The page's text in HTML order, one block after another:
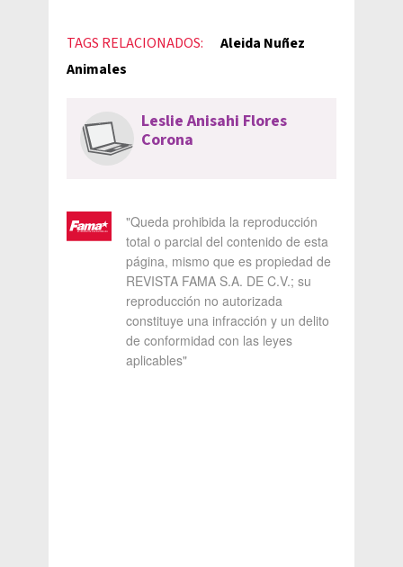
TAGS RELACIONADOS:
Aleida Nuñez
Animales
Leslie Anisahi Flores
Corona
"Queda prohibida la reproducción
total o parcial del contenido de esta
página, mismo que es propiedad de
REVISTA FAMA S.A. DE C.V.; su
reproducción no autorizada
constituye una infracción y un delito
de conformidad con las leyes
aplicables"